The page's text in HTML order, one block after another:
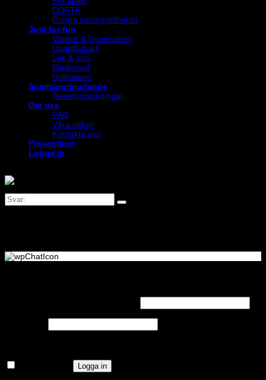
DOFTA
Övriga salongstillbehör
Just for fun
Väskor & Neccesärer
Uppblåsbart
Lek & skoj
Maskerad
Halloween
Sommarerbjudande
Reseförpackningar
Om oss
FAQ
Våra villkor
Kontakta oss
Presentkort
Logga in
Obligatoriskt
Logga in